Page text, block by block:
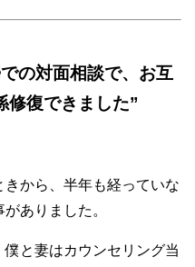
の対面相談で、お互
修復できました”
から、半年も経っていな
ありました。
と妻はカウンセリング当